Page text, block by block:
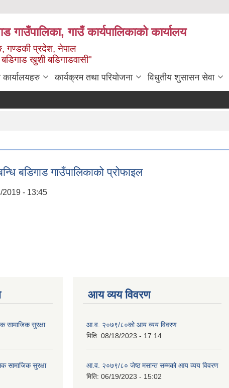
गाउँपालिका, गाउँ कार्यपालिकाको कार्यालय
गण्डकी प्रदेश, नेपाल
खुशी बडिगाडवासी"
कार्यालयहरु कार्यक्रम तथा परियोजना विधुतीय शुसासन सेवा
बडिगाड गाउँपालिकाको प्रोफाइल
2019 - 13:45
सुरक्षा
सामाजिक सुरक्षा
आय व्यय विवरण
आ.व. २०७९/८०को आय व्यय विवरण
मिति: 08/18/2023 - 17:14
आ.व. २०७९/८० जेष्ठ मसान्त सम्मको आय व्यय विवरण
मिति: 06/19/2023 - 15:02